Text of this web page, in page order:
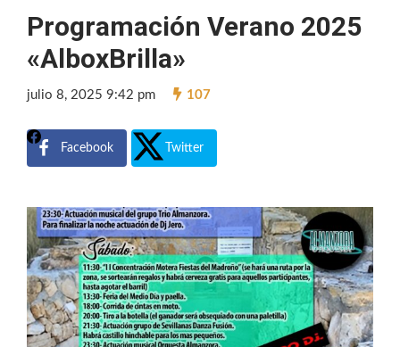
Programación Verano 2025
«AlboxBrilla»
julio 8, 2025 9:42 pm 107
Facebook Twitter